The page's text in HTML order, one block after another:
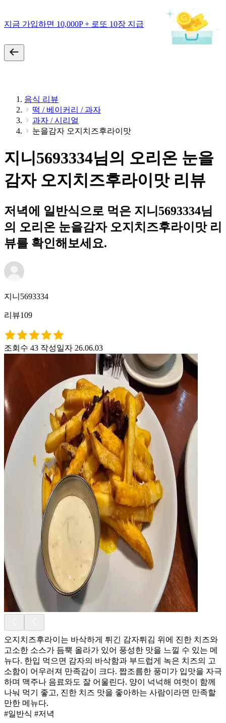
지금 가입하면 10,000P + 로또 10장 지급
음식 리뷰
떡 / 베이커리 / 과자
과자 / 시리얼
눈을감자 오지치즈후라이맛
지니5693334님의 오리온 눈을
감자 오지치즈후라이맛 리뷰
저녁에 일반식으로 먹은 지니5693334님
의 오리온 눈을감자 오지치즈후라이맛 리
뷰를 확인해보세요.
지니5693334
리뷰109
조회수 43 작성일자 26.06.03
오지치즈후라이는 바삭하게 튀긴 감자튀김 위에 진한 치즈와
고소한 소스가 듬뿍 올라가 있어 풍성한 맛을 느낄 수 있는 메
뉴다. 한입 먹으면 감자의 바삭함과 부드럽게 녹은 치즈의 고
소함이 어우러져 만족감이 크다. 짭조름한 풍미가 입맛을 자극
하며 맥주나 음료와도 잘 어울린다. 양이 넉넉해 여럿이 함께
나눠 먹기 좋고, 진한 치즈 맛을 좋아하는 사람이라면 만족할
만한 메뉴다.
#일반식 #저녁